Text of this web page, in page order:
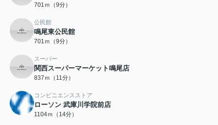
701ｍ（9分）
公民館
鳴尾東公民館
701ｍ（9分）
スーパー
関西スーパーマーケット鳴尾店
837ｍ（11分）
コンビニエンスストア
ローソン 武庫川学院前店
1104ｍ（14分）